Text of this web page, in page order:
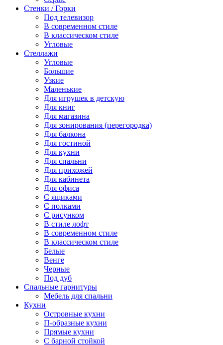
Стенки / Горки
Под телевизор
В современном стиле
В классическом стиле
Угловые
Стеллажи
Угловые
Большие
Узкие
Маленькие
Для игрушек в детскую
Для книг
Для магазина
Для зонирования (перегородка)
Для балкона
Для гостиной
Для кухни
Для спальни
Для прихожей
Для кабинета
Для офиса
С ящиками
С полками
С рисунком
В стиле лофт
В современном стиле
В классическом стиле
Белые
Венге
Черные
Под дуб
Спальные гарнитуры
Мебель для спальни
Кухни
Островные кухни
П-образные кухни
Прямые кухни
С барной стойкой